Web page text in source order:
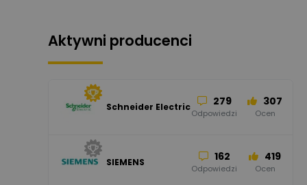
Aktywni producenci
Schneider Electric 279
Odpowiedzi
307
Ocen
SIEMENS 162
Odpowiedzi
419
Ocen